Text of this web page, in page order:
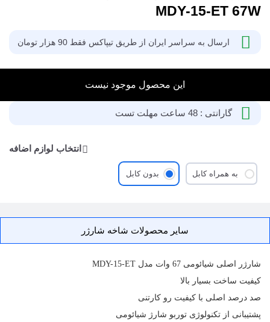
MDY-15-ET 67W
ارسال به سراسر ایران از طریق تیپاکس فقط 90 هزار تومان
این محصول موجود نیست
گارانتی : 48 ساعت مهلت تست
انتخاب لوازم اضافه
به همراه کابل بدون کابل
سایر محصولات شاخه شارژر
شارژر
اصلی شیائومی 67 وات مدل MDY-15-ET
کیفیت ساخت بسیار بالا
صد درصد اصلی با کیفیت رو کارتنی
پشتیبانی از تکنولوژی توربو شارژ شیائومی